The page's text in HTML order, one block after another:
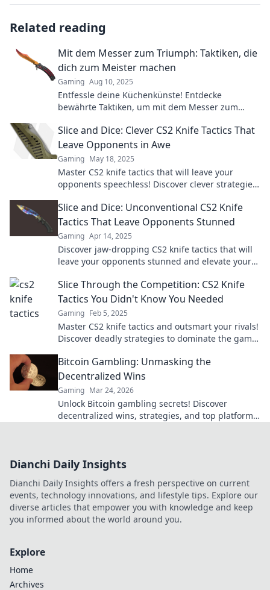
Related reading
Mit dem Messer zum Triumph: Taktiken, die
dich zum Meister machen
Gaming Aug 10, 2025
Entfessle deine Küchenkünste! Entdecke
bewährte Taktiken, um mit dem Messer zum
Küche!
Slice and Dice: Clever CS2 Knife Tactics That
Leave Opponents in Awe
Gaming May 18, 2025
Master CS2 knife tactics that will leave your
opponents speechless! Discover clever strategies
Slice and Dice: Unconventional CS2 Knife
Tactics That Leave Opponents Stunned
Gaming Apr 14, 2025
Discover jaw-dropping CS2 knife tactics that will
leave your opponents stunned and elevate your
Slice Through the Competition: CS2 Knife
Tactics You Didn't Know You Needed
Gaming Feb 5, 2025
Master CS2 knife tactics and outsmart your rivals!
Discover deadly strategies to dominate the game
Bitcoin Gambling: Unmasking the
Decentralized Wins
Gaming Mar 24, 2026
Unlock Bitcoin gambling secrets! Discover
decentralized wins, strategies, and top platforms.
Dianchi Daily Insights
Dianchi Daily Insights offers a fresh perspective on current
events, technology innovations, and lifestyle tips. Explore our
diverse articles that empower you with knowledge and keep
you informed about the world around you.
Explore
Home
Archives